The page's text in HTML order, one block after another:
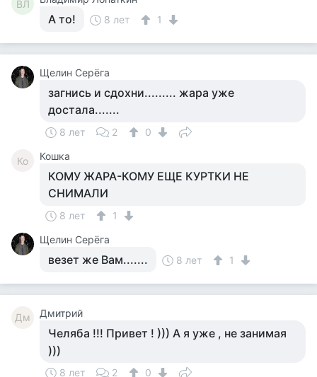
ВЛ
А то! 8 лет 1
Щелин Серёга
загнись и сдохни......... жара уже
достала.......
8 лет 2 0
Ко Кошка
КОМУ ЖАРА-КОМУ ЕЩЕ КУРТКИ НЕ
СНИМАЛИ
8 лет
1
Щелин Серёга
везет же Вам....... 8 лет 1
Дм Дмитрий
Челяба !!! Привет ! ))) А я уже , не занимая
)))
8 лет 2 0